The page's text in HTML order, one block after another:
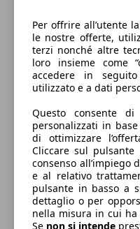
Carburante
98 g/km
Emissioni di CO2
Ø 3.8 l/100km
Consumi
Per offrire all’utente
le nostre offerte,
terzi nonché altre
loro insieme come
accedere in
utilizzato e a dati
Questo consente
personalizzati in
di ottimizzare
Cliccare sul
consenso all’impiego
e al relativo
pulsante in basso a
dettaglio o per
nella misura in cui
Se non si intende